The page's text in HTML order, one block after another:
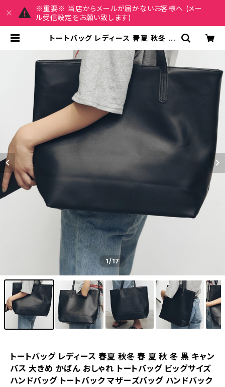
※重要※ 当店からメールが届かないお客様へ (メー
ル受信設定をお願い致します)
トートバッグ レディース 春夏 秋冬 春
おしゃれ トートバッグ ビッグサイズ
ハンドバッグ トートバック マザーズ
バッグ ハンドバック キャンバスバッグ
お出かけ バック ママ バッグ 無地 ブ
ラック デート 通勤バッグ 合宿 旅行
通学 散歩 ランチバッグ 学校バッグ
大学生 高校生 中学生 女の子 女性用
オフィスカジュアル オフィス カジュア
ル OL 上品 大人 10代 20代 30代 4
0代 K-B0126 | REIRSE レイルセ
20代,30代,40代 レディースファッ
1/17
トートバッグ レディース 春夏 秋冬 春 夏 秋 冬 黒 キャン
バス 大きめ かばん おしゃれ トートバッグ ビッグサイズ
ハンドバッグ トートバック マザーズバッグ ハンドバック